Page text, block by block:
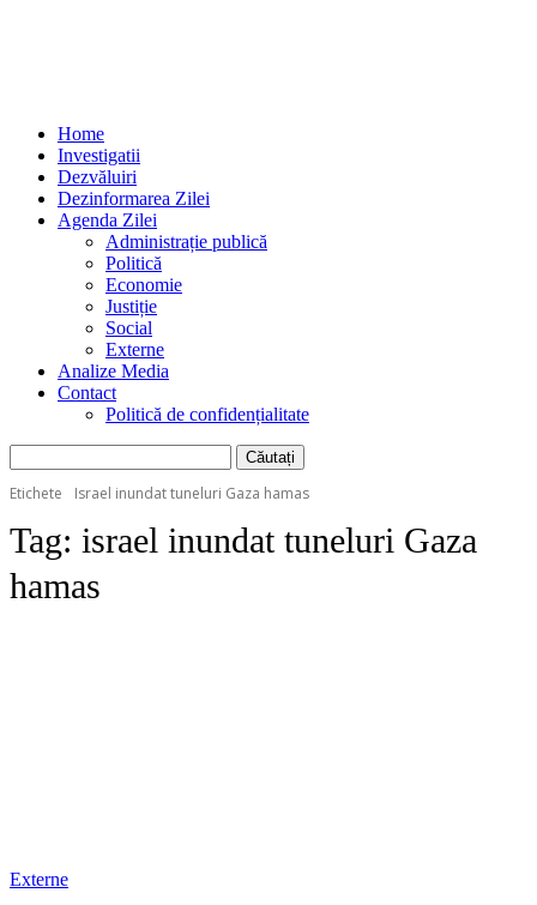
Home
Investigatii
Dezvăluiri
Dezinformarea Zilei
Agenda Zilei
Administrație publică
Politică
Economie
Justiție
Social
Externe
Analize Media
Contact
Politică de confidențialitate
Etichete Israel inundat tuneluri Gaza hamas
Tag: israel inundat tuneluri Gaza
hamas
Externe